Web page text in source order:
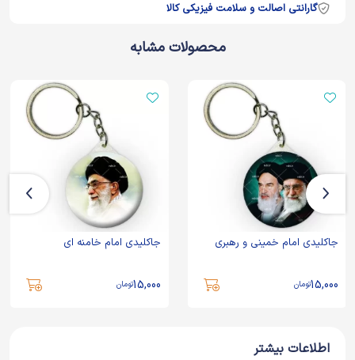
گارانتی اصالت و سلامت فیزیکی کالا
محصولات مشابه
جاکلیدی امام خمینی و رهبری
15,000تومان
جاکلیدی امام خامنه ای
15,000تومان
اطلاعات بیشتر